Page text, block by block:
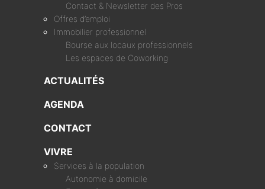
Contact & Newsletter des Pros
Offres d’emploi
Immobilier professionnel
Bourse aux locaux professionnels
Les espaces de Coworking
ACTUALITÉS
AGENDA
CONTACT
VIVRE
Services à la population
Autonomie à domicile